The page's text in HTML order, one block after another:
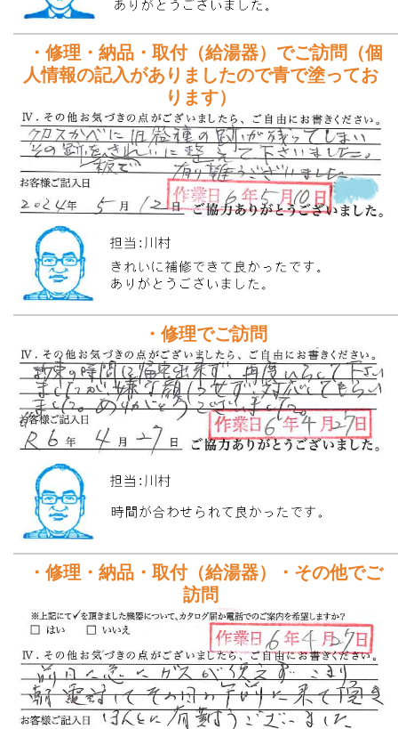
・修理・納品・取付（給湯器）でご訪問（個
人情報の記入がありましたので青で塗ってお
ります）
・修理でご訪問
・修理・納品・取付（給湯器）・その他でご
訪問